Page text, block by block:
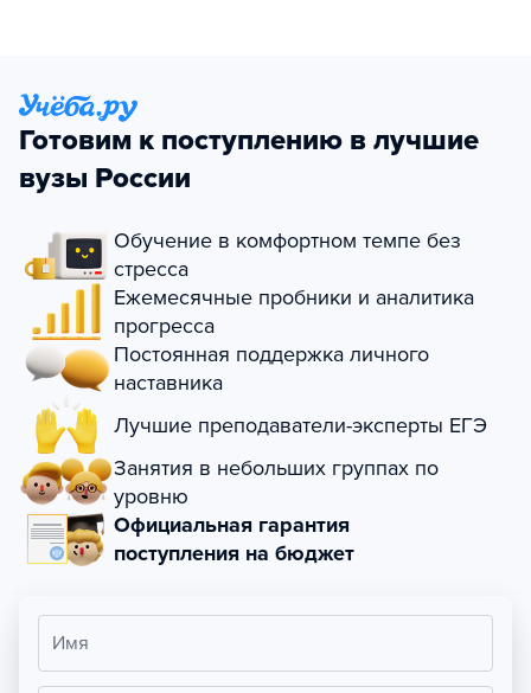
Готовим к поступлению в лучшие
вузы России
Обучение в комфортном темпе без
стресса
Ежемесячные пробники и аналитика
прогресса
Постоянная поддержка личного
наставника
Лучшие преподаватели-эксперты ЕГЭ
Занятия в небольших группах по
уровню
Официальная гарантия
поступления на бюджет
Имя